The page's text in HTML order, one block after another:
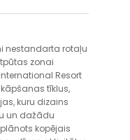
nestandarta rotaļu
zonai
Resort
tīklus,
kuru dizains
un dažādu
kopējais